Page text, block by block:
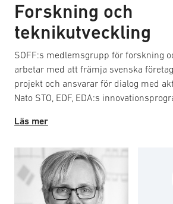
Forskning och
teknikutveckling
SOFF:s medlemsgrupp för forskning
arbetar med att främja svenska
projekt och ansvarar för dialog med
Nato STO, EDF, EDA:s
relaterade frågor. Syftet är att utforma
påverkansinitiativ samt representera
planeringen av FoU-evenemang.
forskningspolitik, förbättrad dialog
myndigheter samt bidrag till SOFF:s
Läs mer